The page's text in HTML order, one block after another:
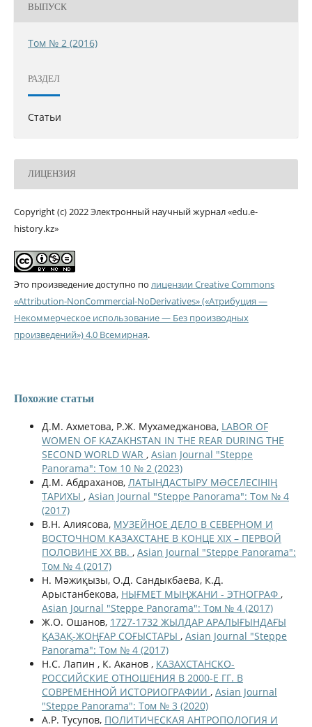
ВЫПУСК
Том № 2 (2016)
РАЗДЕЛ
Статьи
ЛИЦЕНЗИЯ
Copyright (c) 2022 Электронный научный журнал «edu.e-
history.kz»
Это произведение доступно по лицензии Creative Commons
«Attribution-NonCommercial-NoDerivatives» («Атрибуция —
Некоммерческое использование — Без производных
произведений») 4.0 Всемирная.
Похожие статьи
Д.М. Ахметова, Р.Ж. Мухамеджанова, LABOR OF
WOMEN OF KAZAKHSTAN IN THE REAR DURING THE
SECOND WORLD WAR , Asian Journal "Steppe
Panorama": Том 10 № 2 (2023)
Д.М. Абдраханов, ЛАТЫНДАСТЫРУ МƏСЕЛЕСІНІҢ
ТАРИХЫ , Asian Journal "Steppe Panorama": Том № 4
(2017)
В.Н. Алиясова, МУЗЕЙНОЕ ДЕЛО В СЕВЕРНОМ И
ВОСТОЧНОМ КАЗАХСТАНЕ В КОНЦЕ XIX – ПЕРВОЙ
ПОЛОВИНЕ ХХ ВВ. , Asian Journal "Steppe Panorama":
Том № 4 (2017)
Н. Мәжиқызы, О.Д. Сандыкбаева, К.Д.
Арыстанбекова, НЫҒМЕТ МЫҢЖАНИ - ЭТНОГРАФ ,
Asian Journal "Steppe Panorama": Том № 4 (2017)
Ж.О. Ошанов, 1727-1732 ЖЫЛДАР АРАЛЫҒЫНДАҒЫ
ҚАЗАҚ-ЖОҢҒАР СОҒЫСТАРЫ , Asian Journal "Steppe
Panorama": Том № 4 (2017)
Н.С. Лапин , К. Аканов , КАЗАХСТАНСКО-
РОССИЙСКИЕ ОТНОШЕНИЯ В 2000-Е ГГ. В
СОВРЕМЕННОЙ ИСТОРИОГРАФИИ , Asian Journal
"Steppe Panorama": Том № 3 (2020)
А.Р. Тусупов, ПОЛИТИЧЕСКАЯ АНТРОПОЛОГИЯ И